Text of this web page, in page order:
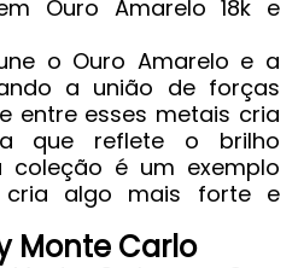
o Ouro Amarelo e a
a união de forças
entre esses metais cria
que reflete o brilho
coleção é um exemplo
algo mais forte e
Monte Carlo